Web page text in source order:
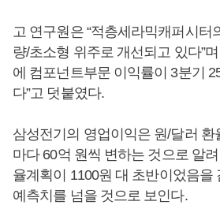
고 연구원은 “적층세라믹캐퍼시터
량/초소형 위주로 개선되고 있다”며
에 컴포넌트부문 이익률이 3분기
다”고 덧붙였다.
삼성전기의 영업이익은 원/달러 환
마다 60억 원씩 변하는 것으로 알
율계획이 1100원 대 초반이었음을
예측치를 넘을 것으로 보인다.